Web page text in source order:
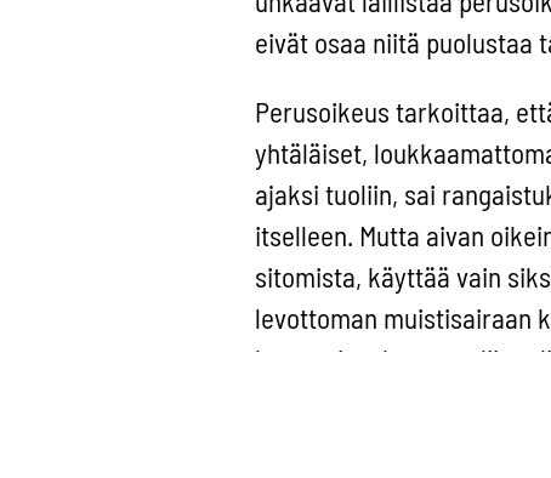
eivät osaa niitä puolustaa
Perusoikeus tarkoittaa,
yhtäläiset,
ajaksi tuoliin, sai
itselleen. Mutta aivan
sitomista, käyttää vain
levottoman muistisairaan
kaatumispelossa tuoliin